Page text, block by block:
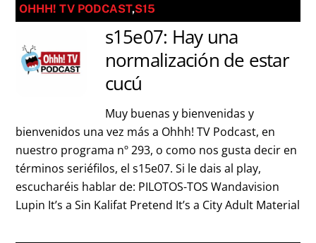
OHHH! TV PODCAST,S15
s15e07: Hay una
normalización de estar
cucú
Muy buenas y bienvenidas y
bienvenidos una vez más a Ohhh! TV Podcast, en
nuestro programa nº 293, o como nos gusta decir en
términos seriéfilos, el s15e07. Si le dais al play,
escucharéis hablar de: PILOTOS-TOS Wandavision
Lupin It’s a Sin Kalifat Pretend It’s a City Adult Material